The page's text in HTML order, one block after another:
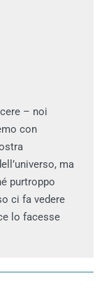
– noi
con
ma
purtroppo
ci fa vedere
lo facesse